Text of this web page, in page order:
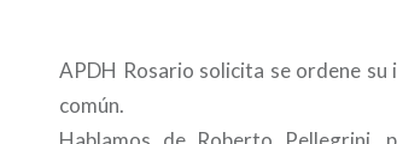
APDH Rosario solicita se ordene
común.